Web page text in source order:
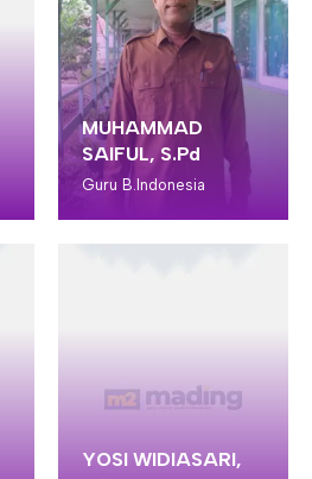
MUHAMMAD
SAIFUL, S.Pd
Guru B.Indonesia
YOSI WIDIASARI,